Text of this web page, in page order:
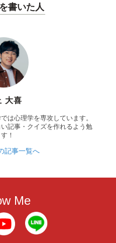
書いた人
大喜
は心理学を専攻しています。
記事・クイズを作れるよう勉
！
記事一覧へ
Me